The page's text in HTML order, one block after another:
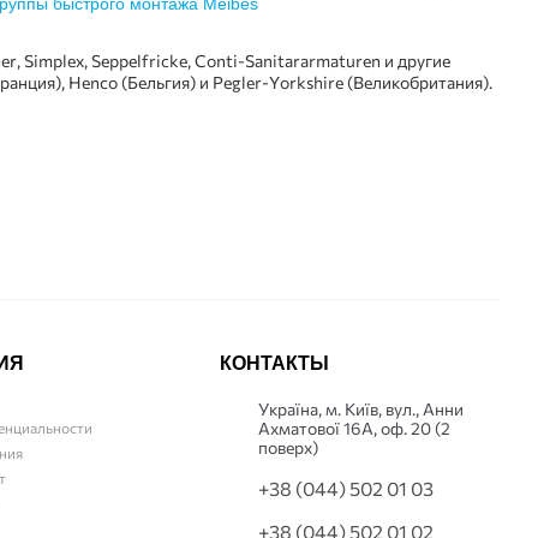
Simplex, Seppelfricke, Conti-Sanitаrarmaturen и другие
Henco (Бельгия) и Pegler-Yorkshire (Великобритания).
в Герисхайми были введены новые
продукты для своих заказчиков.
и дизайн.
КОНТАКТЫ
Українa, м. Київ, вул., Анни
Ахматової 16А, оф. 20 (2
поверх)
+38 (044) 502 01 03
+38 (044) 502 01 02